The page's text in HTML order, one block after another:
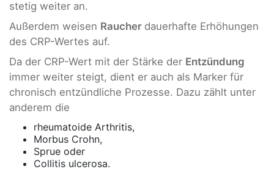
stetig weiter an.
Außerdem weisen Raucher dauerhafte Erhöhungen
des CRP-Wertes auf.
Da der CRP-Wert mit der Stärke der Entzündung
immer weiter steigt, dient er auch als Marker für
chronisch entzündliche Prozesse. Dazu zählt unter
anderem die
rheumatoide Arthritis,
Morbus Crohn,
Sprue oder
Collitis ulcerosa.